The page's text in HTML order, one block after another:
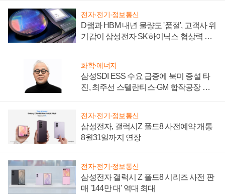
전자·전기·정보통신
D램과 HBM 내년 물량도 '품절', 고객사 위
기감이 삼성전자 SK하이닉스 협상력 더
화학·에너지
삼성SDI ESS 수요 급증에 북미 증설 타
진, 최주선 스텔란티스·GM 합작공장 건
전자·전기·정보통신
삼성전자, 갤럭시Z 폴드8 사전예약 개통
8월31일까지 연장
전자·전기·정보통신
삼성전자 갤럭시 Z 폴드8 시리즈 사전 판
매 '144만 대' 역대 최대